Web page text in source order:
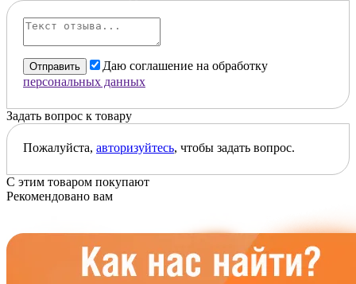
Отправить
Даю соглашение на обработку
персональных данных
Задать вопрос к товару
Пожалуйста, авторизуйтесь, чтобы задать вопрос.
С этим товаром покупают
Рекомендовано вам